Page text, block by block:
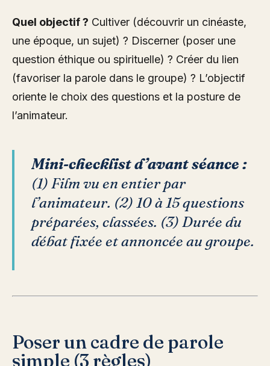
Quel objectif ? Cultiver (découvrir un cinéaste,
une époque, un sujet) ? Discerner (poser une
question éthique ou spirituelle) ? Créer du lien
(favoriser la parole dans le groupe) ? L’objectif
oriente le choix des questions et la posture de
l’animateur.
Mini-checklist d’avant séance :
(1) Film vu en entier par
l’animateur. (2) 10 à 15 questions
préparées, classées. (3) Durée du
débat fixée et annoncée au groupe.
Poser un cadre de parole
simple (3 règles)